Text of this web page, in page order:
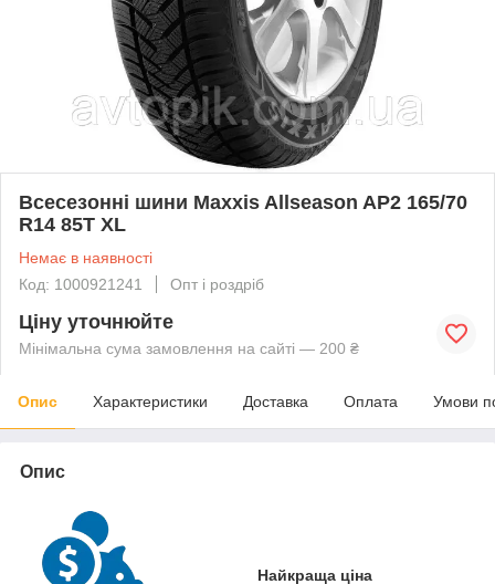
Всесезонні шини Maxxis Allseason AP2 165/70
R14 85T XL
Немає в наявності
Код: 1000921241
Опт і роздріб
Ціну уточнюйте
Мінімальна сума замовлення на сайті — 200 ₴
Опис Характеристики Доставка Оплата Умови
Опис
Найкраща ціна